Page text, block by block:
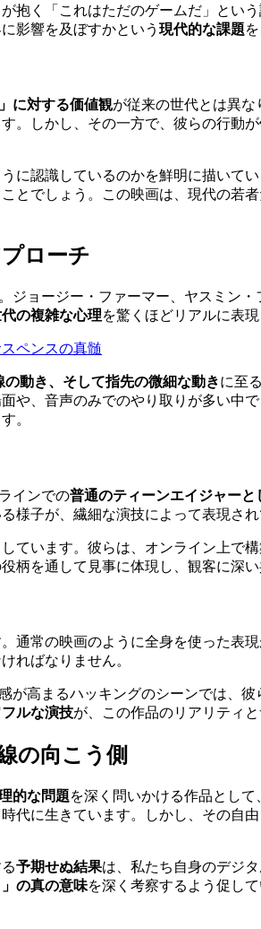
抱く「これはただのゲームだ」とい
影響を及ぼすかという 現代的な課題
」に対する価値観が従来の世代とは異
。しかし、その一方で、彼らの行動が
に認識しているのかを鮮明に描いて
とでしょう。この映画は、現代の若
ローチ
ジョージー・ファーマー、ヤスミン
の複雑な心理を驚くほどリアルに表現
ペンスの真髄
動き、そして指先の微細な動きに至
や、音声のみでのやり取りが多い中
。
インでの普通のティーンエイジャーと
様子が、繊細な演技によって表現され
ています。彼らは、オンライン上で
柄を通して見事に体現し、観客に深い
通常の映画のように全身を使った表
ればなりません。
が高まるハッキングのシーンでは、彼
ルな演技が、この作品のリアリティ
の向こう側
的な問題を深く問いかける作品とし
に生きています。しかし、その自由
予期せぬ結果は、私たち自身のデジ
」の真の意味を深く考察するよう促して